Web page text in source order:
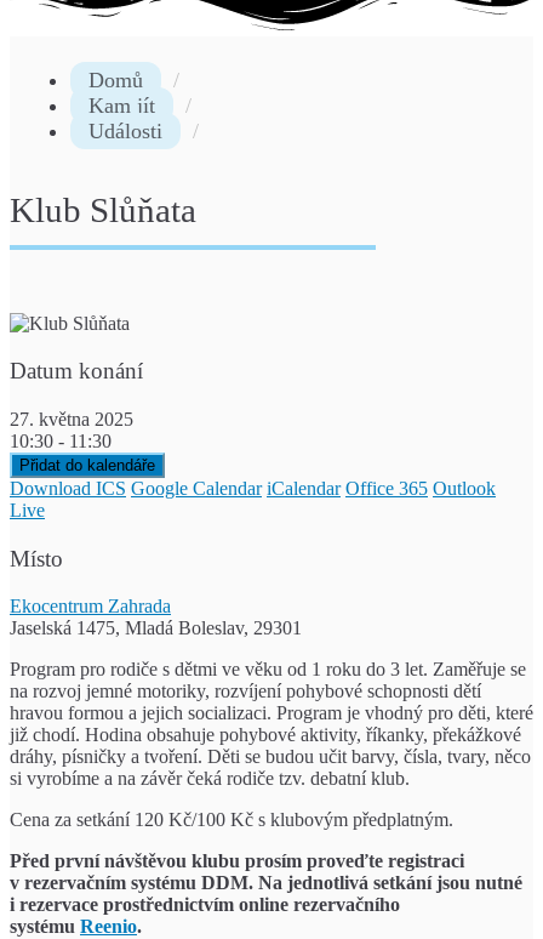
Domů
Kam jít
Události
Klub Slůňata
Datum konání
27. května 2025
10:30 - 11:30
Přidat do kalendáře
Download ICS Google Calendar iCalendar Office 365 Outlook
Live
Místo
Ekocentrum Zahrada
Jaselská 1475, Mladá Boleslav, 29301
Program pro rodiče s dětmi ve věku od 1 roku do 3 let. Zaměřuje se
na rozvoj jemné motoriky, rozvíjení pohybové schopnosti dětí
hravou formou a jejich socializaci. Program je vhodný pro děti, které
již chodí. Hodina obsahuje pohybové aktivity, říkanky, překážkové
dráhy, písničky a tvoření. Děti se budou učit barvy, čísla, tvary, něco
si vyrobíme a na závěr čeká rodiče tzv. debatní klub.
Cena za setkání 120 Kč/100 Kč s klubovým předplatným.
Před první návštěvou klubu prosím proveďte registraci
v rezervačním systému DDM. Na jednotlivá setkání jsou nutné
i rezervace prostřednictvím online rezervačního
systému Reenio.